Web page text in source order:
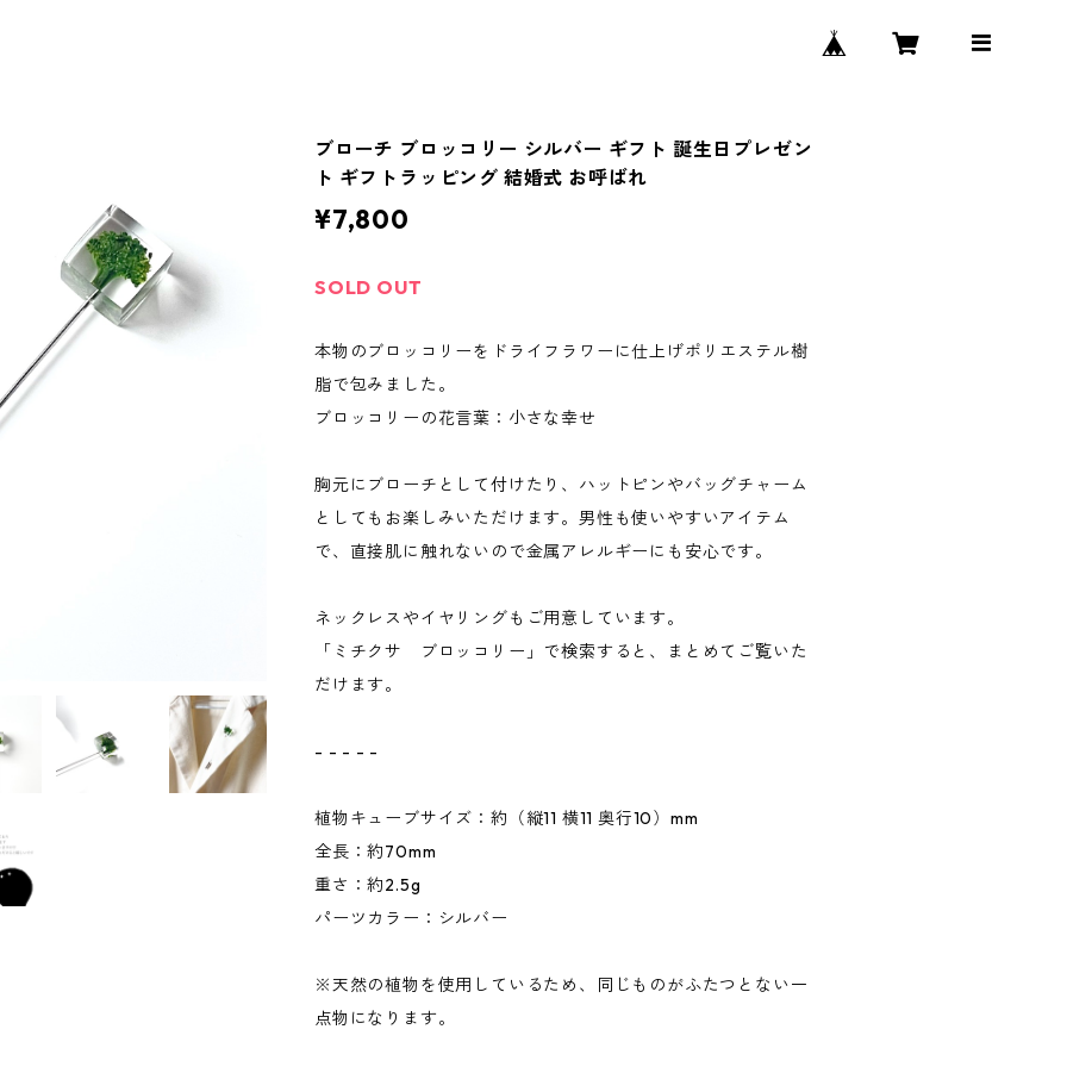
ブローチ ブロッコリー シルバー ギフト 誕生日プレゼン
ト ギフトラッピング 結婚式 お呼ばれ
¥7,800
SOLD OUT
本物のブロッコリーをドライフラワーに仕上げポリエステル樹
脂で包みました。
ブロッコリーの花言葉：小さな幸せ
胸元にブローチとして付けたり、ハットピンやバッグチャーム
としてもお楽しみいただけます。男性も使いやすいアイテム
で、直接肌に触れないので金属アレルギーにも安心です。
ネックレスやイヤリングもご用意しています。
「ミチクサ ブロッコリー」で検索すると、まとめてご覧いた
だけます。
- - - - -
植物キューブサイズ：約（縦11 横11 奥行10）mm
全長：約70mm
重さ：約2.5g
パーツカラー：シルバー
※天然の植物を使用しているため、同じものがふたつとない一
点物になります。